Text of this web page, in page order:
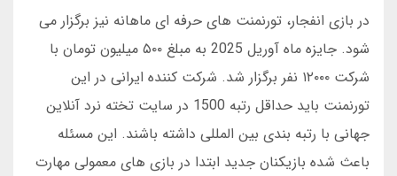
در بازی انفجار، تورنمنت های حرفه ای ماهانه نیز برگزار می
شود. جایزه ماه آوریل 2025 به مبلغ ۵۰۰ میلیون تومان با
شرکت ۱۲۰۰۰ نفر برگزار شد. شرکت کننده ایرانی در این
تورنمنت باید حداقل رتبه 1500 در سایت تخته نرد آنلاین
جهانی با رتبه بندی بین المللی داشته باشند. این مسئله
باعث شده بازیکنان جدید ابتدا در بازی های معمولی مهارت